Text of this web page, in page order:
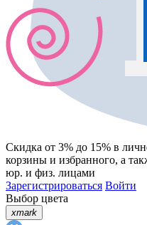
Скидка от 3% до 15% в
корзины и избранного, а
юр. и физ. лицами
Зарегистрироваться Войти
Выбор цвета
xmark